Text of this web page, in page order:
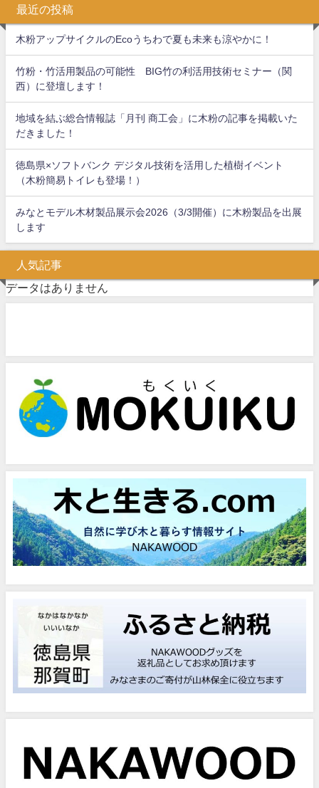
最近の投稿
木粉アップサイクルのEcoうちわで夏も未来も涼やかに！
竹粉・竹活用製品の可能性 BIG竹の利活用技術セミナー（関
西）に登壇します！
地域を結ぶ総合情報誌「月刊 商工会」に木粉の記事を掲載いた
だきました！
徳島県×ソフトバンク デジタル技術を活用した植樹イベント
（木粉簡易トイレも登場！）
みなとモデル木材製品展示会2026（3/3開催）に木粉製品を出展
します
人気記事
データはありません